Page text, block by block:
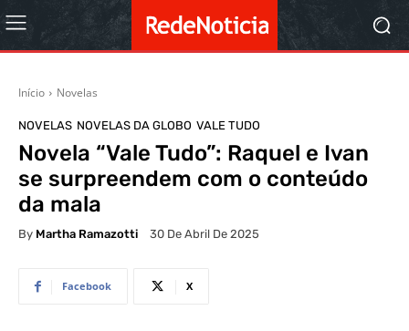
Início Novelas
NOVELAS NOVELAS DA GLOBO VALE TUDO
Novela “Vale Tudo”: Raquel e Ivan
se surpreendem com o conteúdo
da mala
By Martha Ramazotti 30 De Abril De 2025
Facebook X